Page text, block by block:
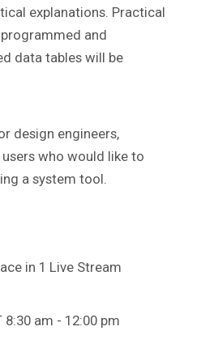
explanations. Practical
and
data tables will be
design engineers,
users who would like to
a system tool.
in 1 Live Stream
8:30 am - 12:00 pm